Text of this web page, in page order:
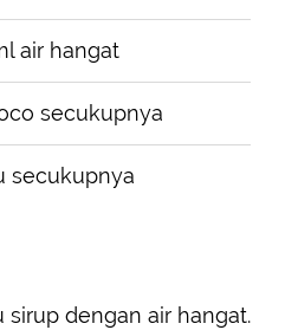
air hangat
secukupnya
secukupnya
sirup dengan air hangat.